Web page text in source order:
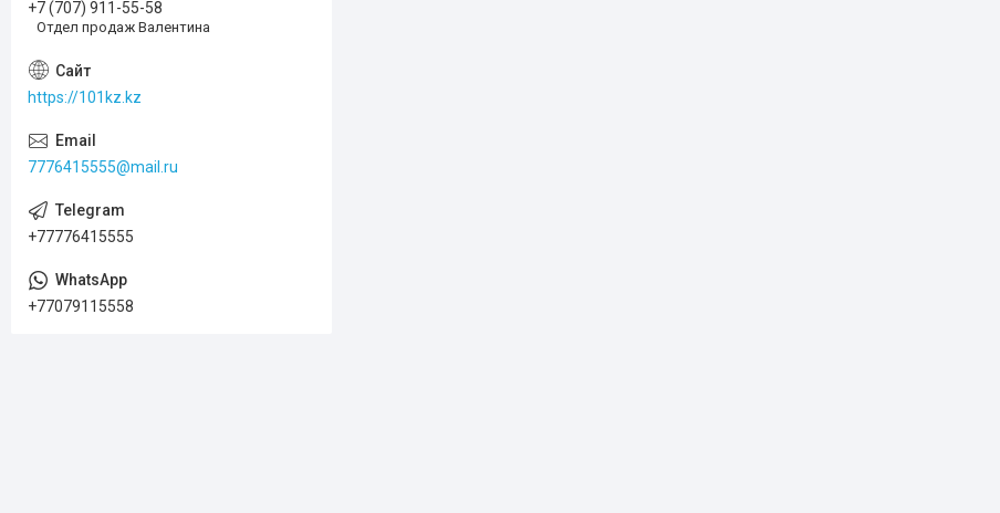
+7 (707) 911-55-58
Отдел продаж Валентина
https://101kz.kz
7776415555@mail.ru
+77776415555
+77079115558